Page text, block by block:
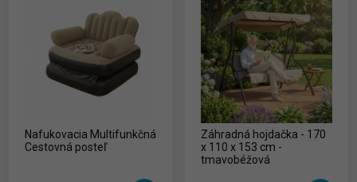
Nafukovacia Multifunkčná
Cestovná posteľ
Záhradná hojdačka - 170
x 110 x 153 cm -
tmavobéžová